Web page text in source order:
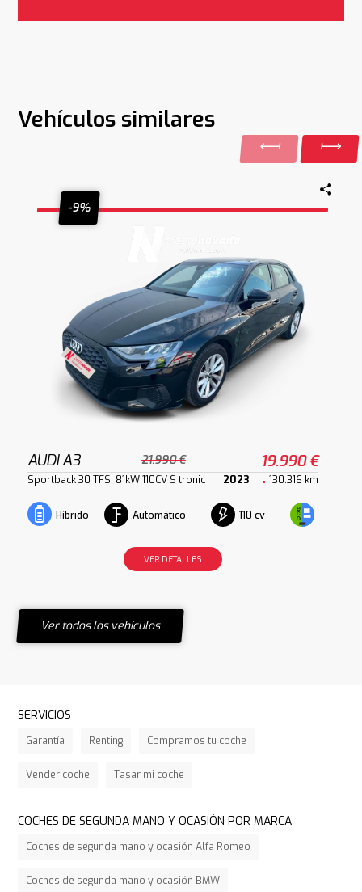
Vehículos similares
-9%
AUDI A3 21.990 € 19.990 €
Sportback 30 TFSI 81kW 110CV S tronic 2023 130.316 km
Híbrido Automático 110 cv
VER DETALLES
Ver todos los vehículos
SERVICIOS
Garantía Renting Compramos tu coche
Vender coche Tasar mi coche
COCHES DE SEGUNDA MANO Y OCASIÓN POR MARCA
Coches de segunda mano y ocasión Alfa Romeo
Coches de segunda mano y ocasión BMW